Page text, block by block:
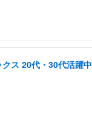
ス 20代・30代活躍中